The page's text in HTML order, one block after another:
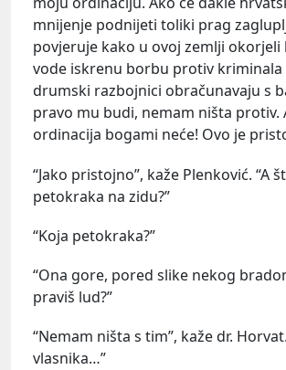
mnijenje podnijeti toliki prag
povjeruje kako u ovoj zemlji okorjeli
vode iskrenu borbu protiv kriminala
drumski razbojnici obračunavaju s
pravo mu budi, nemam ništa protiv.
ordinacija bogami neće! Ovo je
“Jako pristojno”, kaže Plenković. “A
petokraka na zidu?”
“Koja petokraka?”
“Ona gore, pored slike nekog
praviš lud?”
“Nemam ništa s tim”, kaže dr.
vlasnika…”